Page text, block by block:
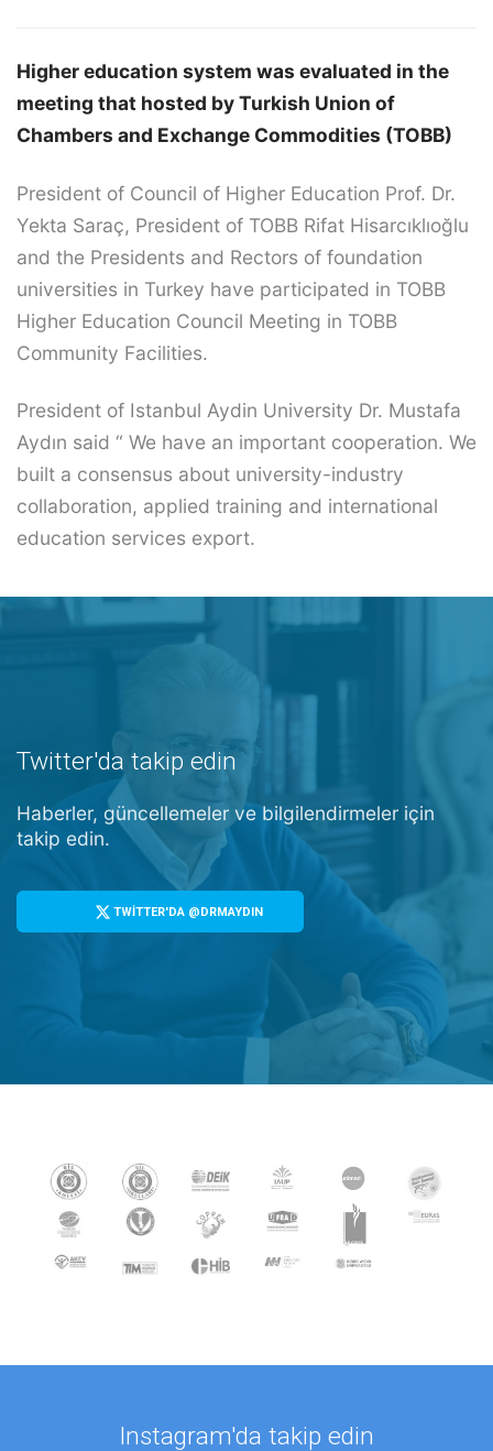
Higher education system was evaluated in the
meeting that hosted by Turkish Union of
Chambers and Exchange Commodities (TOBB)
President of Council of Higher Education Prof. Dr.
Yekta Saraç, President of TOBB Rifat Hisarcıklıoğlu
and the Presidents and Rectors of foundation
universities in Turkey have participated in TOBB
Higher Education Council Meeting in TOBB
Community Facilities.
President of Istanbul Aydin University Dr. Mustafa
Aydın said “ We have an important cooperation. We
built a consensus about university-industry
collaboration, applied training and international
education services export.
Twitter'da takip edin
Haberler, güncellemeler ve bilgilendirmeler için
takip edin.
TWİTTER'DA @DRMAYDIN
Instagram'da takip edin